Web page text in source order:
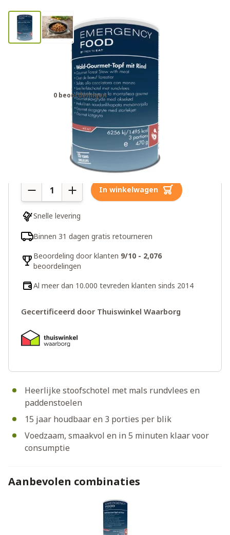
Trek'n Eat herfstschotel met
rundvlees noodrantsoen
0 beoordelingen
Meer dan 10 op voorraad
Heerlijke stoofschotel met mals rundvlees en
paddenstoelen
15 jaar houdbaar en 3 porties per blik
Voedzaam, smaakvol en in 5 minuten klaar voor
consumptie
Aantal In winkelwagen
Snelle levering
Binnen 31 dagen gratis retourneren
Beoordeling door klanten 9/10 - 2,076
beoordelingen
Al meer dan 10.000 tevreden klanten sinds 2014
Gecertificeerd door Thuiswinkel Waarborg
Aanbevolen combinaties